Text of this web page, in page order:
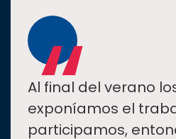
“
Al final del verano
exponíamos el
participamos,